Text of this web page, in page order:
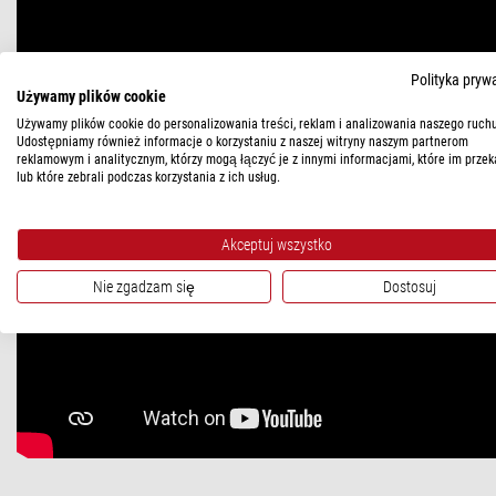
Polityka
Używamy plików cookie
Używamy plików cookie do personalizowania treści, reklam i analizowania naszego
Udostępniamy również informacje o korzystaniu z naszej witryny naszym partnerom
reklamowym i analitycznym, którzy mogą łączyć je z innymi informacjami, które im
lub które zebrali podczas korzystania z ich usług.
Akceptuj wszystko
Nie zgadzam się Dostosuj